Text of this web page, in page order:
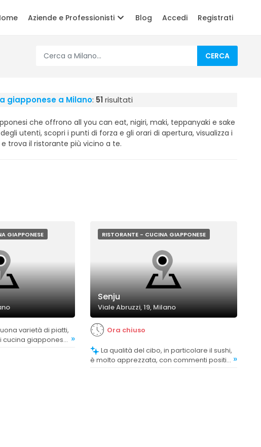
Aziende e Professionisti Blog Accedi Registrati
CERCA
giapponese a Milano: 51risultati
che offrono all you can eat, nigiri, maki, teppanyaki e sake
utenti, scopri i punti di forza e gli orari di apertura, visualizza i
trova il ristorante più vicino a te.
GIAPPONESE
cucina giapponese »
RISTORANTE - CUCINA GIAPPONESE
Senju
Viale Abruzzi, 19, Milano
Ora chiuso
La qualità del cibo, in particolare il sushi,
è molto apprezzata, con commenti positivi »